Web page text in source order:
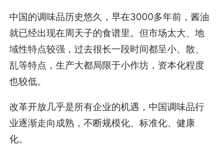
中国的调味品历史悠久，早在3000多年前，酱油
就已经出现在周天子的食谱里。但市场太大、地
域性特点较强，过去很长一段时间都呈小、散、
乱等特点，生产大都局限于小作坊，资本化程度
也较低。
改革开放几乎是所有企业的机遇，中国调味品行
业逐渐走向成熟，不断规模化、标准化、健康
化。